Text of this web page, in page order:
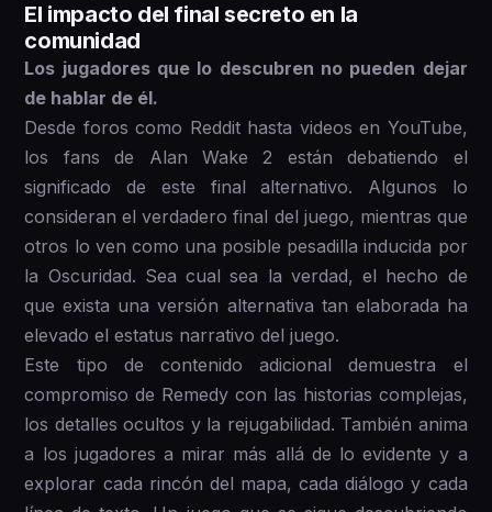
El impacto del final secreto en la
comunidad
Los jugadores que lo descubren no pueden dejar
de hablar de él.
Desde foros como Reddit hasta videos en YouTube,
los fans de Alan Wake 2 están debatiendo el
significado de este final alternativo. Algunos lo
consideran el verdadero final del juego, mientras que
otros lo ven como una posible pesadilla inducida por
la Oscuridad. Sea cual sea la verdad, el hecho de
que exista una versión alternativa tan elaborada ha
elevado el estatus narrativo del juego.
Este tipo de contenido adicional demuestra el
compromiso de Remedy con las historias complejas,
los detalles ocultos y la rejugabilidad. También anima
a los jugadores a mirar más allá de lo evidente y a
explorar cada rincón del mapa, cada diálogo y cada